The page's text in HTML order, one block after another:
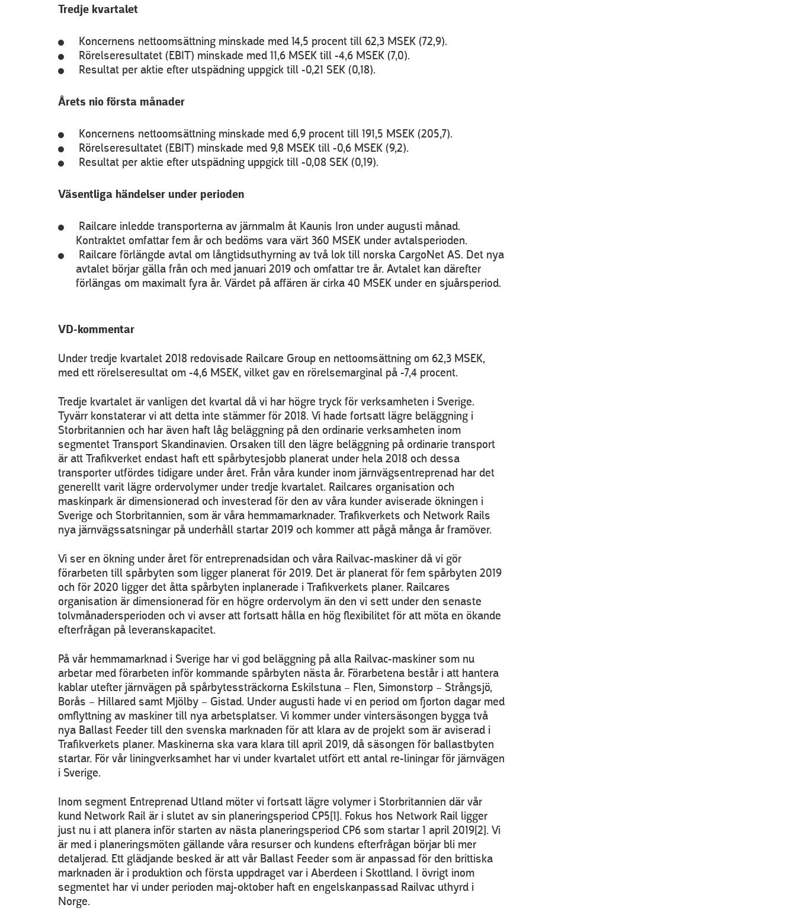
Tredje kvartalet
Koncernens nettoomsättning minskade med 14,5 procent till 62,3 MSEK (72,9).
Rörelseresultatet (EBIT) minskade med 11,6 MSEK till -4,6 MSEK (7,0).
Resultat per aktie efter utspädning uppgick till -0,21 SEK (0,18).
Årets nio första månader
Koncernens nettoomsättning minskade med 6,9 procent till 191,5 MSEK (205,7).
Rörelseresultatet (EBIT) minskade med 9,8 MSEK till -0,6 MSEK (9,2).
Resultat per aktie efter utspädning uppgick till -0,08 SEK (0,19).
Väsentliga händelser under perioden
Railcare inledde transporterna av järnmalm åt Kaunis Iron under augusti månad.
Kontraktet omfattar fem år och bedöms vara värt 360 MSEK under avtalsperioden.
Railcare förlängde avtal om långtidsuthyrning av två lok till norska CargoNet AS. Det nya
avtalet börjar gälla från och med januari 2019 och omfattar tre år. Avtalet kan därefter
förlängas om maximalt fyra år. Värdet på affären är cirka 40 MSEK under en sjuårsperiod.
VD-kommentar
Under tredje kvartalet 2018 redovisade Railcare Group en nettoomsättning om 62,3 MSEK,
med ett rörelseresultat om -4,6 MSEK, vilket gav en rörelsemarginal på -7,4 procent.
Tredje kvartalet är vanligen det kvartal då vi har högre tryck för verksamheten i Sverige.
Tyvärr konstaterar vi att detta inte stämmer för 2018. Vi hade fortsatt lägre beläggning i
Storbritannien och har även haft låg beläggning på den ordinarie verksamheten inom
segmentet Transport Skandinavien. Orsaken till den lägre beläggning på ordinarie transport
är att Trafikverket endast haft ett spårbytesjobb planerat under hela 2018 och dessa
transporter utfördes tidigare under året. Från våra kunder inom järnvägsentreprenad har det
generellt varit lägre ordervolymer under tredje kvartalet. Railcares organisation och
maskinpark är dimensionerad och investerad för den av våra kunder aviserade ökningen i
Sverige och Storbritannien, som är våra hemmamarknader. Trafikverkets och Network Rails
nya järnvägssatsningar på underhåll startar 2019 och kommer att pågå många år framöver.
Vi ser en ökning under året för entreprenadsidan och våra Railvac-maskiner då vi gör
förarbeten till spårbyten som ligger planerat för 2019. Det är planerat för fem spårbyten 2019
och för 2020 ligger det åtta spårbyten inplanerade i Trafikverkets planer. Railcares
organisation är dimensionerad för en högre ordervolym än den vi sett under den senaste
tolvmånadersperioden och vi avser att fortsatt hålla en hög flexibilitet för att möta en ökande
efterfrågan på leveranskapacitet.
På vår hemmamarknad i Sverige har vi god beläggning på alla Railvac-maskiner som nu
arbetar med förarbeten inför kommande spårbyten nästa år. Förarbetena består i att hantera
kablar utefter järnvägen på spårbytessträckorna Eskilstuna – Flen, Simonstorp – Strångsjö,
Borås – Hillared samt Mjölby – Gistad. Under augusti hade vi en period om fjorton dagar med
omflyttning av maskiner till nya arbetsplatser. Vi kommer under vintersäsongen bygga två
nya Ballast Feeder till den svenska marknaden för att klara av de projekt som är aviserad i
Trafikverkets planer. Maskinerna ska vara klara till april 2019, då säsongen för ballastbyten
startar. För vår liningverksamhet har vi under kvartalet utfört ett antal re-liningar för järnvägen
i Sverige.
Inom segment Entreprenad Utland möter vi fortsatt lägre volymer i Storbritannien där vår
kund Network Rail är i slutet av sin planeringsperiod CP5[1] . Fokus hos Network Rail ligger
just nu i att planera inför starten av nästa planeringsperiod CP6 som startar 1 april 2019[2] . Vi
är med i planeringsmöten gällande våra resurser och kundens efterfrågan börjar bli mer
detaljerad. Ett glädjande besked är att vår Ballast Feeder som är anpassad för den brittiska
marknaden är i produktion och första uppdraget var i Aberdeen i Skottland. I övrigt inom
segmentet har vi under perioden maj-oktober haft en engelskanpassad Railvac uthyrd i
Norge.